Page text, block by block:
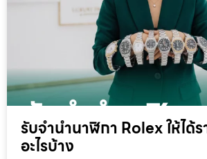
รับจำนำนาฬิกา Rolex ให้ได้
อะไรบ้าง